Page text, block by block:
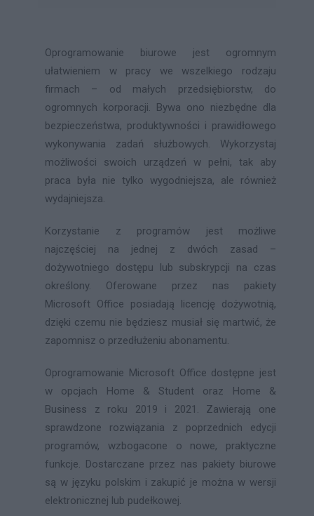
Oprogramowanie biurowe jest ogromnym
ułatwieniem w pracy we wszelkiego rodzaju
firmach – od małych przedsiębiorstw, do
ogromnych korporacji. Bywa ono niezbędne dla
bezpieczeństwa, produktywności i prawidłowego
wykonywania zadań służbowych. Wykorzystaj
możliwości swoich urządzeń w pełni, tak aby
praca była nie tylko wygodniejsza, ale również
wydajniejsza.
Korzystanie z programów jest możliwe
najczęściej na jednej z dwóch zasad –
dożywotniego dostępu lub subskrypcji na czas
określony. Oferowane przez nas pakiety
Microsoft Office posiadają licencję dożywotnią,
dzięki czemu nie będziesz musiał się martwić, że
zapomnisz o przedłużeniu abonamentu.
Oprogramowanie Microsoft Office dostępne jest
w opcjach Home & Student oraz Home &
Business z roku 2019 i 2021. Zawierają one
sprawdzone rozwiązania z poprzednich edycji
programów, wzbogacone o nowe, praktyczne
funkcje. Dostarczane przez nas pakiety biurowe
są w języku polskim i zakupić je można w wersji
elektronicznej lub pudełkowej.